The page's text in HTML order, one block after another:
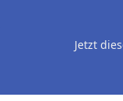
Jetzt